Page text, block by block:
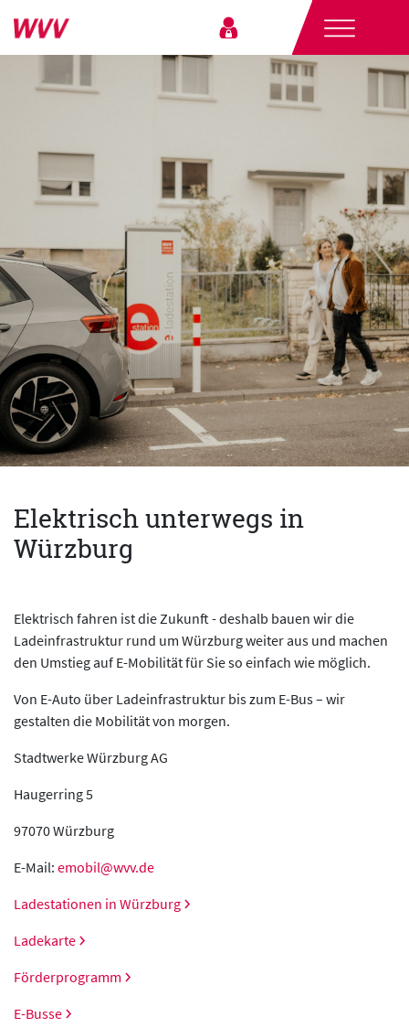
Elektrisch unterwegs in
Würzburg
Elektrisch fahren ist die Zukunft - deshalb bauen wir die
Ladeinfrastruktur rund um Würzburg weiter aus und machen
den Umstieg auf E-Mobilität für Sie so einfach wie möglich.
Von E-Auto über Ladeinfrastruktur bis zum E-Bus – wir
gestalten die Mobilität von morgen.
Stadtwerke Würzburg AG
Haugerring 5
97070 Würzburg
E-Mail: emobil@wvv.de
Ladestationen in Würzburg
Ladekarte
Förderprogramm
E-Busse